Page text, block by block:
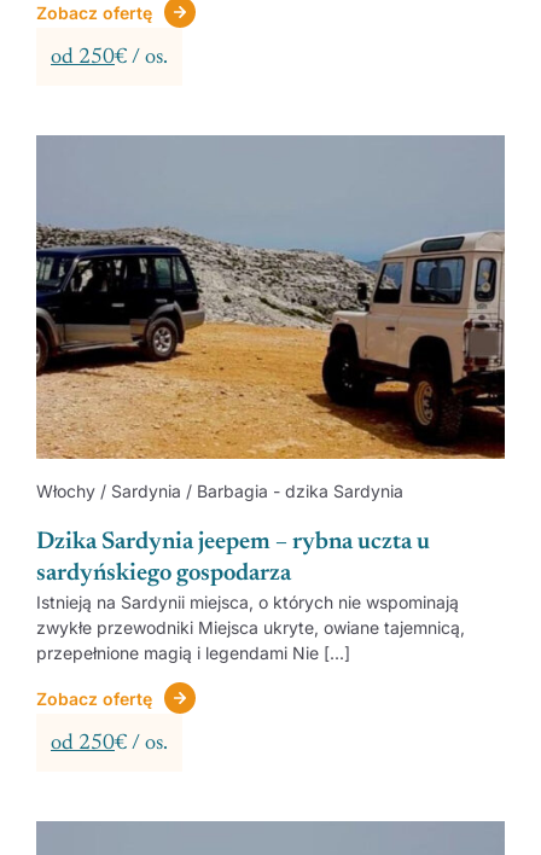
Zobacz ofertę
od 250€ / os.
Włochy / Sardynia / Barbagia - dzika Sardynia
Dzika Sardynia jeepem – rybna uczta u
sardyńskiego gospodarza
Istnieją na Sardynii miejsca, o których nie wspominają
zwykłe przewodniki Miejsca ukryte, owiane tajemnicą,
przepełnione magią i legendami Nie [...]
Zobacz ofertę
od 250€ / os.